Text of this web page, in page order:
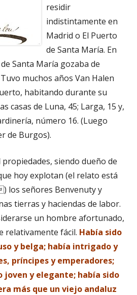
residir
indistintamente en
Madrid o El Puerto
de Santa María. En
Santa María gozaba de
muchos años Van Halen
habitando durante su
casas de Luna, 45; Larga, 15 y,
número 16. (Luego
de Burgos).
siendo dueño de
hoy explotan (el relato está
los señores Benvenuty y
tierras y haciendas de labor.
un hombre afortunado,
relativamente fácil. Había sido
y belga; había intrigado y
príncipes y emperadores;
joven y elegante; había sido
más que un viejo andaluz